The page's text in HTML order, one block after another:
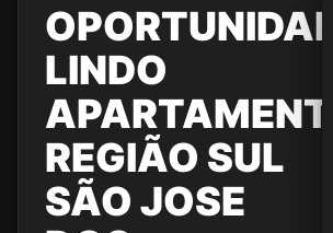
LINDO
REGIÃO SUL
SÃO JOSE